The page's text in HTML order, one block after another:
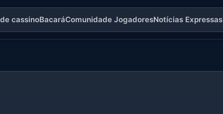
cassinoBacaráComunidade JogadoresNotícias Expressas